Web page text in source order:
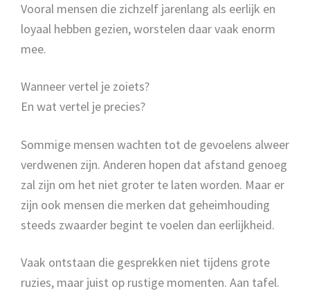
Vooral mensen die zichzelf jarenlang als eerlijk en
loyaal hebben gezien, worstelen daar vaak enorm
mee.
Wanneer vertel je zoiets?
En wat vertel je precies?
Sommige mensen wachten tot de gevoelens alweer
verdwenen zijn. Anderen hopen dat afstand genoeg
zal zijn om het niet groter te laten worden. Maar er
zijn ook mensen die merken dat geheimhouding
steeds zwaarder begint te voelen dan eerlijkheid.
Vaak ontstaan die gesprekken niet tijdens grote
ruzies, maar juist op rustige momenten. Aan tafel.